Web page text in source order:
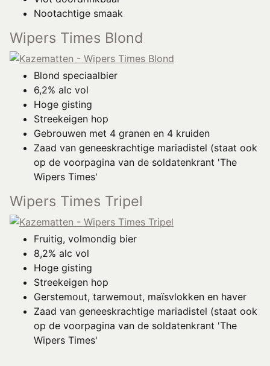
Nootachtige smaak
Wipers Times Blond
Blond speciaalbier
6,2% alc vol
Hoge gisting
Streekeigen hop
Gebrouwen met 4 granen en 4 kruiden
Zaad van geneeskrachtige mariadistel (staat ook
op de voorpagina van de soldatenkrant 'The
Wipers Times'
Wipers Times Tripel
Fruitig, volmondig bier
8,2% alc vol
Hoge gisting
Streekeigen hop
Gerstemout, tarwemout, maïsvlokken en haver
Zaad van geneeskrachtige mariadistel (staat ook
op de voorpagina van de soldatenkrant 'The
Wipers Times'